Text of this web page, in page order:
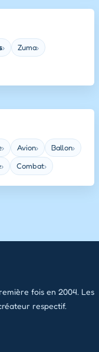
› Zuma›
› Avion› Ballon›
› Combat›
fois en 2004. Les
respectif.